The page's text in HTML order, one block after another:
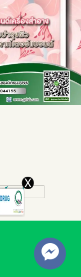
ก์ทอป